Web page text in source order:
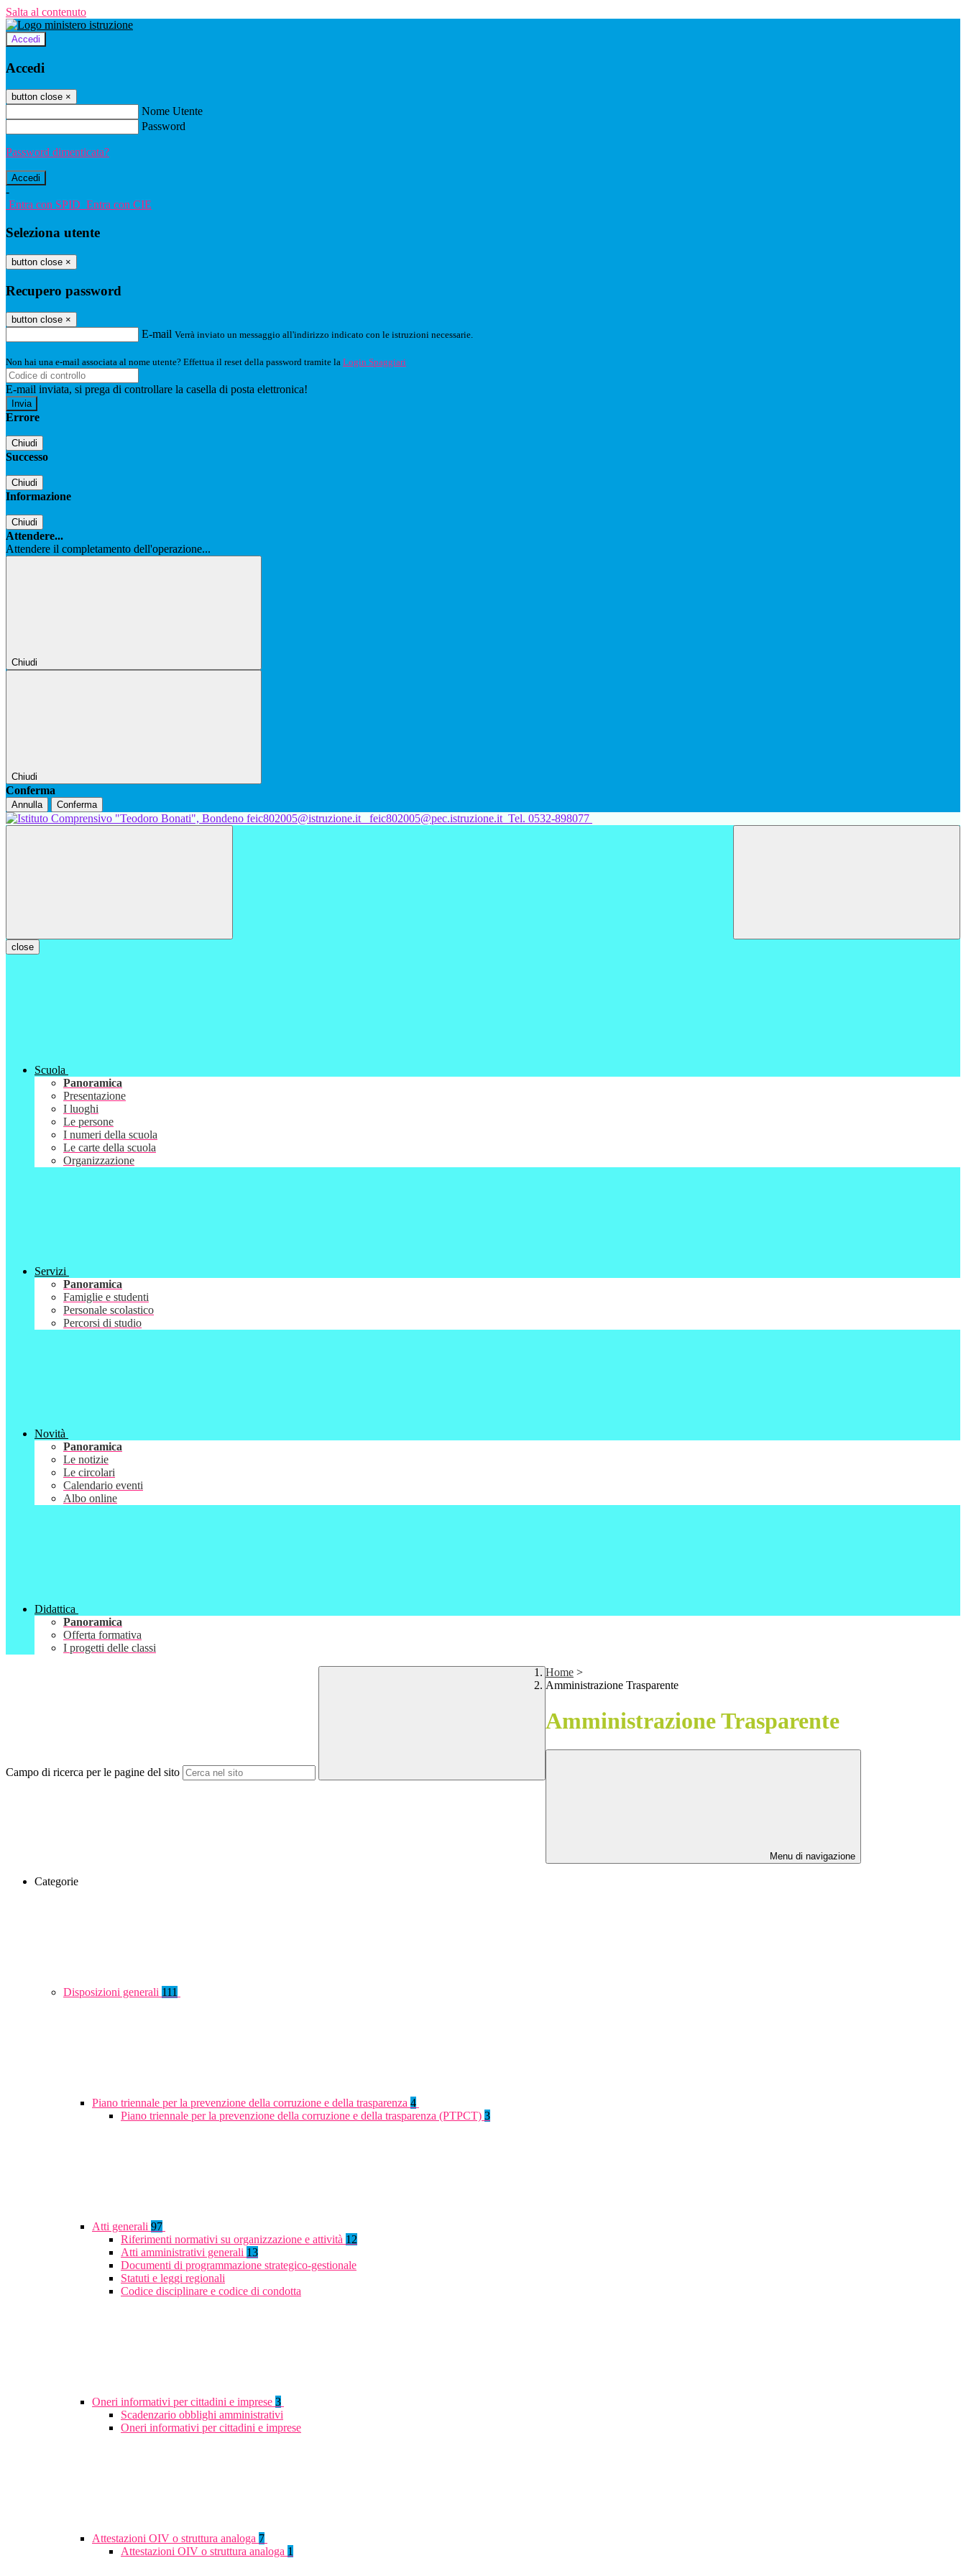
Salta al contenuto
Accedi
Accedi
button close ×
Nome Utente
Password
Password dimenticata?
-
Entra con SPID Entra con CIE
Seleziona utente
button close ×
Recupero password
button close ×
E-mail Verrà inviato un messaggio all'indirizzo indicato con le istruzioni necessarie.
Non hai una e-mail associata al nome utente? Effettua il reset della password tramite la Login Spaggiari
E-mail inviata, si prega di controllare la casella di posta elettronica!
Errore
Chiudi
Successo
Chiudi
Informazione
Chiudi
Attendere...
Attendere il completamento dell'operazione...
Chiudi
Chiudi
Conferma
Annulla Conferma
feic802005@istruzione.it feic802005@pec.istruzione.it Tel. 0532-898077
close
Scuola
Panoramica
Presentazione
I luoghi
Le persone
I numeri della scuola
Le carte della scuola
Organizzazione
Servizi
Panoramica
Famiglie e studenti
Personale scolastico
Percorsi di studio
Novità
Panoramica
Le notizie
Le circolari
Calendario eventi
Albo online
Didattica
Panoramica
Offerta formativa
I progetti delle classi
Campo di ricerca per le pagine del sito
Home >
Amministrazione Trasparente
Amministrazione Trasparente
Menu di navigazione
Categorie
Disposizioni generali 111
Piano triennale per la prevenzione della corruzione e della trasparenza 4
Piano triennale per la prevenzione della corruzione e della trasparenza (PTPCT) 3
Atti generali 97
Riferimenti normativi su organizzazione e attività 12
Atti amministrativi generali 13
Documenti di programmazione strategico-gestionale
Statuti e leggi regionali
Codice disciplinare e codice di condotta
Oneri informativi per cittadini e imprese 3
Scadenzario obblighi amministrativi
Oneri informativi per cittadini e imprese
Attestazioni OIV o struttura analoga 7
Attestazioni OIV o struttura analoga 1